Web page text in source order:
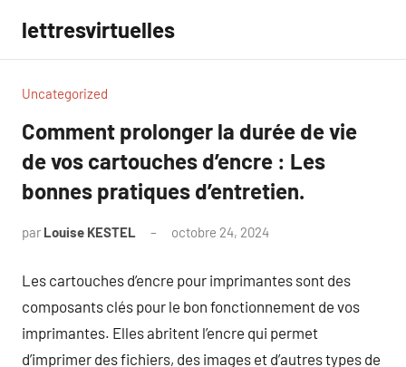
contenu
lettresvirtuelles
Uncategorized
Comment prolonger la durée de vie
de vos cartouches d’encre : Les
bonnes pratiques d’entretien.
par Louise KESTEL octobre 24, 2024
Les cartouches d’encre pour imprimantes sont des
composants clés pour le bon fonctionnement de vos
imprimantes. Elles abritent l’encre qui permet
d’imprimer des fichiers, des images et d’autres types de